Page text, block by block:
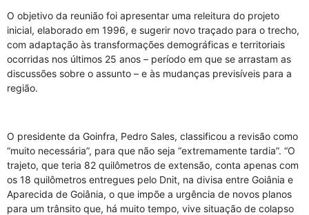
O objetivo da reunião foi apresentar uma releitura do projeto
inicial, elaborado em 1996, e sugerir novo traçado para o trecho,
com adaptação às transformações demográficas e territoriais
ocorridas nos últimos 25 anos – período em que se arrastam as
discussões sobre o assunto – e às mudanças previsíveis para a
região.
O presidente da Goinfra, Pedro Sales, classificou a revisão como
“muito necessária”, para que não seja “extremamente tardia”. “O
trajeto, que teria 82 quilômetros de extensão, conta apenas com
os 18 quilômetros entregues pelo Dnit, na divisa entre Goiânia e
Aparecida de Goiânia, o que impõe a urgência de novos planos
para um trânsito que, há muito tempo, vive situação de colapso